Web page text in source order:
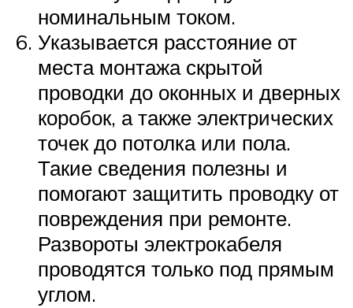
номинальным током.
Указывается расстояние от
места монтажа скрытой
проводки до оконных и дверных
коробок, а также электрических
точек до потолка или пола.
Такие сведения полезны и
помогают защитить проводку от
повреждения при ремонте.
Развороты электрокабеля
проводятся только под прямым
углом.